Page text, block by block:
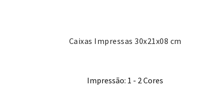
Caixas Impressas 30x21x08 cm
Impressão: 1 - 2 Cores